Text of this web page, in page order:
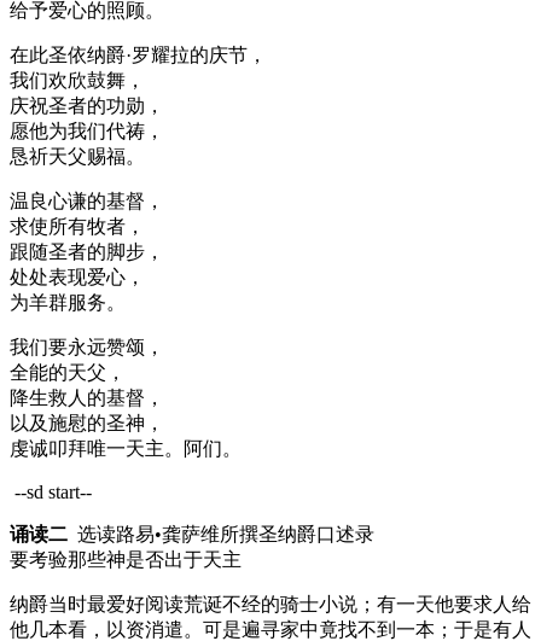
给予爱心的照顾。
在此圣依纳爵·罗耀拉的庆节，
我们欢欣鼓舞，
庆祝圣者的功勋，
愿他为我们代祷，
恳祈天父赐福。
温良心谦的基督，
求使所有牧者，
跟随圣者的脚步，
处处表现爱心，
为羊群服务。
我们要永远赞颂，
全能的天父，
降生救人的基督，
以及施慰的圣神，
虔诚叩拜唯一天主。阿们。
--sd start--
诵读二 选读路易•龚萨维所撰圣纳爵口述录
要考验那些神是否出于天主
纳爵当时最爱好阅读荒诞不经的骑士小说；有一天他要求人给
他几本看，以资消遣。可是遍寻家中竟找不到一本；于是有人